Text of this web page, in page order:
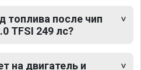
топлива после чип
TFSI 249 лс?
на двигатель и